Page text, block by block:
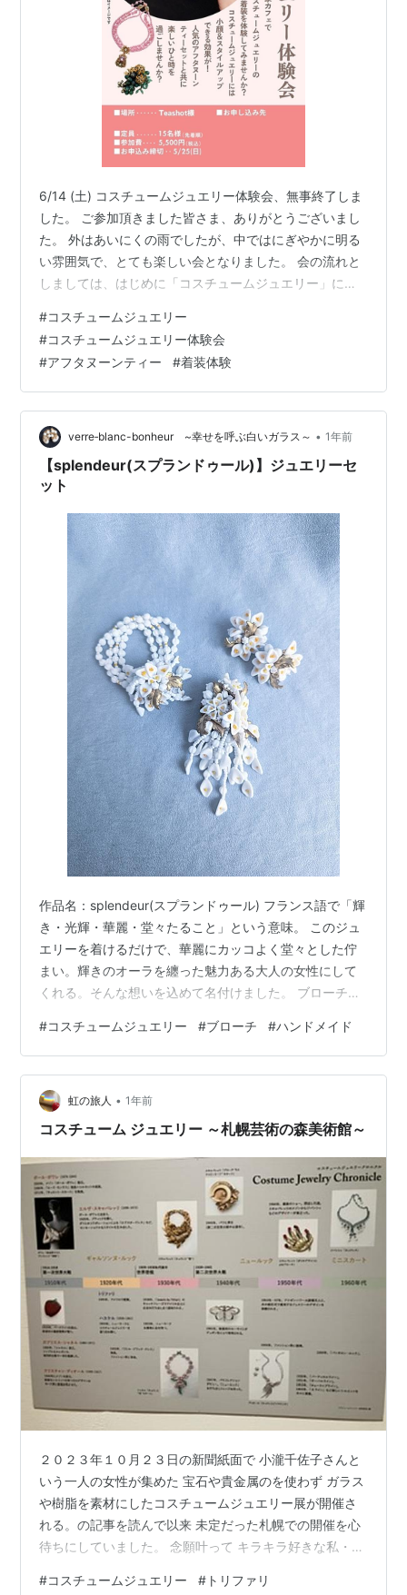
6/14 (土) コスチュームジュエリー体験会、無事終了しま
した。 ご参加頂きました皆さま、ありがとうございまし
た。 外はあいにくの雨でしたが、中ではにぎやかに明る
い雰囲気で、とても楽しい会となりました。 会の流れと
しましては、はじめに「コスチュームジュエリー」につ
タヌーンティーという流れ。 「コスチュームジュエリ
ー」という言葉は知っていても、コスチュームジュエリ
ーって何?と聞かれたら「何だろう?」と思う方も多いと
思います。 そこでコスチュームジュエリーが何なのか？
ということ、そしてコスチュームジュエリーの魅力をは
じめに少しお話しさせていただき…
#コスチュームジュエリー
#コスチュームジュエリー体験会
#アフタヌーンティー #着装体験
verre‐blanc-bonheur ~幸せを呼ぶ白いガラス～ • 1年前
【splendeur(スプランドゥール)】ジュエリーセ
ット
作品名：splendeur(スプランドゥール) フランス語で「輝
き・光輝・華麗・堂々たること」という意味。 このジュ
エリーを着けるだけで、華麗にカッコよく堂々とした佇
まい。輝きのオーラを纏った魅力ある大人の女性にして
くれる。そんな想いを込めて名付けました。 ブローチ、
ちなみにですが、3点以上のお揃いセットのことをパリュ
ールと呼びます。 パリュールとは、フランス語で「装身
具の一揃い」を意味しジュエリー業界では、ネックレ
ス、ブレスレット、イヤリング、指輪など、同じデザイ
ンや素材を使ったアクセサリーのセットを指します。2点
#コスチュームジュエリー #ブローチ #ハンドメイド
虹の旅人 • 1年前
コスチューム ジュエリー ～札幌芸術の森美術館～
２０２３年１０月２３日の新聞紙面で 小瀧千佐子さんと
いう一人の女性が集めた 宝石や貴金属のを使わず ガラス
や樹脂を素材にしたコスチュームジュエリー展が開催さ
れる。の記事を読んで以来 未定だった札幌での開催を心
待ちにしていました。 念願叶って キラキラ好きな私・長
館」へ。 ｎ 画像は 館内撮影OK場所の写真です。 シャネ
#コスチュームジュエリー # トリファリ